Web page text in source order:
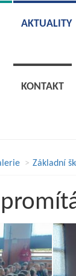
AKTUALITY
KONTAKT
Základní